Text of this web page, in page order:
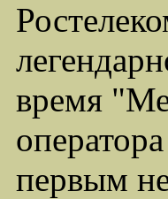
время
первым